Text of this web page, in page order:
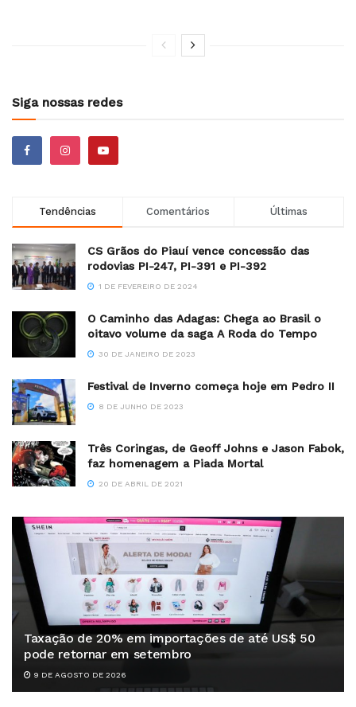
Siga nossas redes
Tendências Comentários Últimas
CS Grãos do Piauí vence concessão das
rodovias PI-247, PI-391 e PI-392
1 DE FEVEREIRO DE 2024
O Caminho das Adagas: Chega ao Brasil o
oitavo volume da saga A Roda do Tempo
30 DE JANEIRO DE 2023
Festival de Inverno começa hoje em Pedro II
8 DE JUNHO DE 2023
Três Coringas, de Geoff Johns e Jason Fabok,
faz homenagem a Piada Mortal
20 DE ABRIL DE 2021
Taxação de 20% em importações de até US$ 50
pode retornar em setembro
9 DE AGOSTO DE 2026